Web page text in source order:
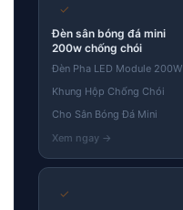
✓
Đèn sân bóng đá mini
200w chống chói
Đèn Pha LED Module 200W
Khung Hộp Chống Chói
Cho Sân Bóng Đá Mini
✓